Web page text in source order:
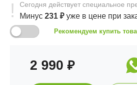
Сегодня действует специальное
Минус 231 ₽ уже в цене при
Рекомендуем купить
2 990 ₽